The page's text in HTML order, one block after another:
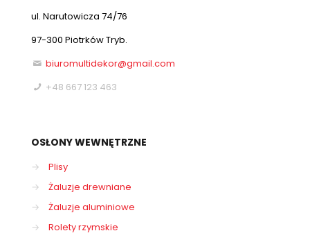
ul. Narutowicza 74/76
97-300 Piotrków Tryb.
biuromultidekor@gmail.com
+48 667 123 463
OSŁONY WEWNĘTRZNE
→
Plisy
→
Żaluzje drewniane
→
Żaluzje aluminiowe
→
Rolety rzymskie